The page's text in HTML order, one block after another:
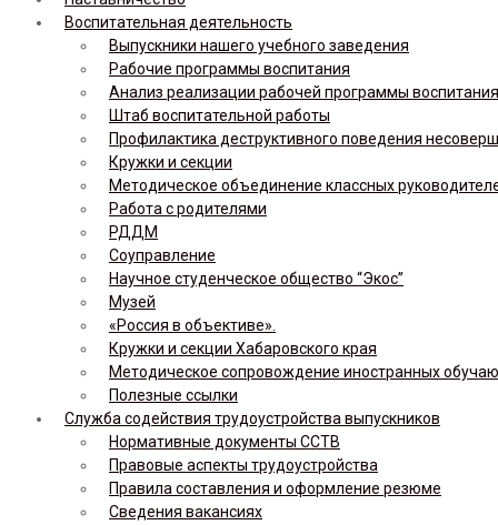
Воспитательная деятельность
Выпускники нашего учебного заведения
Рабочие программы воспитания
Анализ реализации рабочей программы
Штаб воспитательной работы
Профилактика деструктивного поведения
Кружки и секции
Методическое объединение классных
Работа с родителями
РДДМ
Соуправление
Научное студенческое общество “Экос”
Музей
«Россия в объективе».
Кружки и секции Хабаровского края
Методическое сопровождение иностранных
Полезные ссылки
Служба содействия трудоустройства выпускников
Нормативные документы ССТВ
Правовые аспекты трудоустройства
Правила составления и оформление резюме
Сведения вакансиях